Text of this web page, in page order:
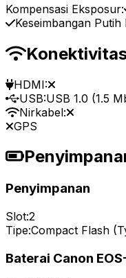
Kompensasi Eksposur:
Keseimbangan Putih
HDMI:
USB:USB 1.0 (1.5
Nirkabel:
GPS
Penyimpanan
Slot:2
Tipe:Compact Flash
Baterai Canon